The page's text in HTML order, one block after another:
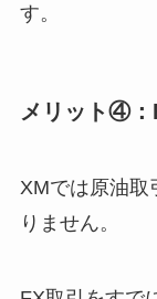
す。
メリット④：
XMでは原油取
りません。